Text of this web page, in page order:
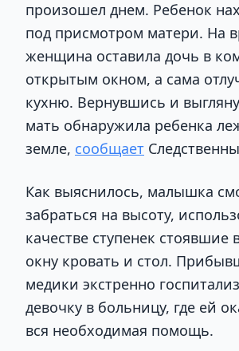
произошел днем. Ребенок
под присмотром матери. На
женщина оставила дочь в
открытым окном, а сама
кухню. Вернувшись и
мать обнаружила ребенка
земле, сообщает
Как выяснилось, малышка
забраться на высоту,
качестве ступенек стоявшие
окну кровать и стол.
медики экстренно
девочку в больницу, где ей
вся необходимая помощь.